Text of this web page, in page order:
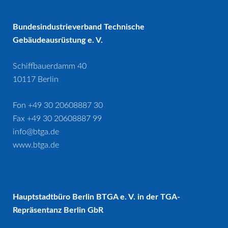
Bundesindustrieverband Technische
Gebäudeausrüstung e. V.
Schiffbauerdamm 40
10117 Berlin
Fon +49 30 20608887 30
Fax +49 30 20608887 99
info@btga.de
www.btga.de
Hauptstadtbüro Berlin BTGA e. V. in der TGA-
Repräsentanz Berlin GbR